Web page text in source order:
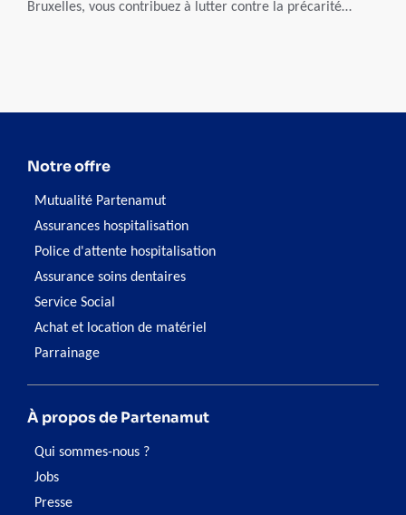
Bruxelles, vous contribuez à lutter contre la précarité
Notre offre
Mutualité Partenamut
Assurances hospitalisation
Police d'attente hospitalisation
Assurance soins dentaires
Service Social
Achat et location de matériel
Parrainage
À propos de Partenamut
Qui sommes-nous ?
Jobs
Presse